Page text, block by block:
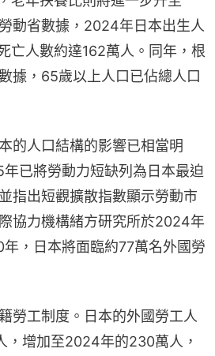
動省數據，2024年日本出生人
亡人數約達162萬人。同年，根
據，65歲以上人口已佔總人口
的人口結構的影響已相當明
已將勞動力短缺列為日本最迫
指出短觀擴散指數顯示勞動市
協力機構緒方研究所於2024年
，日本將面臨約77萬名外國勞
勞工制度。日本的外國勞工人
增加至2024年的230萬人，